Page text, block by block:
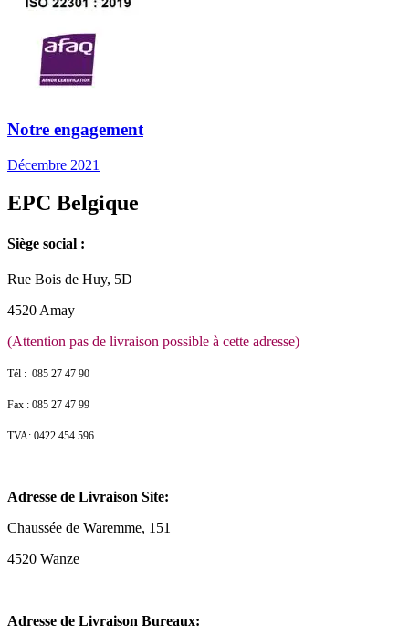
Notre engagement
Décembre 2021
EPC Belgique
Siège social :
Rue Bois de Huy, 5D
4520 Amay
(Attention pas de livraison possible à cette adresse)
Tél : 085 27 47 90
Fax : 085 27 47 99
TVA: 0422 454 596
Adresse de Livraison Site:
Chaussée de Waremme, 151
4520 Wanze
Adresse de Livraison Bureaux: